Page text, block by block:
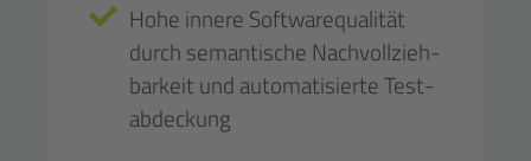
Hohe innere Software­qualität
durch semantische Nach­voll­zieh­
barkeit und automatisierte Test­
ab­deckung